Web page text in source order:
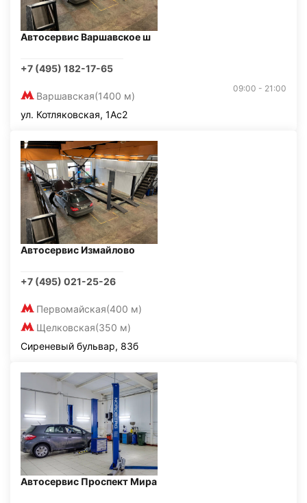
Автосервис Варшавское ш
+7 (495) 182-17-65
Варшавская(1400 м)
09:00 - 21:00
ул. Котляковская, 1Ас2
Автосервис Измайлово
+7 (495) 021-25-26
Первомайская(400 м)
Щелковская(350 м)
Сиреневый бульвар, 83б
Автосервис Проспект Мира